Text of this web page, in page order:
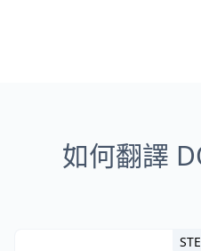
如何翻譯